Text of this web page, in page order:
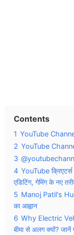
Contents
1 YouTube
2 YouTube
3
4 YouTube
एडिटिंग, गेमिंग के नए
5 Manoj Patil's
का आह्वान
6 Why Electric
बीमा से अलग क्यों?